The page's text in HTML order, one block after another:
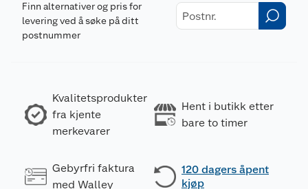
Finn alternativer og pris for
levering ved å søke på ditt
postnummer
Kvalitetsprodukter
fra kjente
merkevarer
Hent i butikk etter
bare to timer
Gebyrfri faktura
med Walley
120 dagers åpent
kjøp